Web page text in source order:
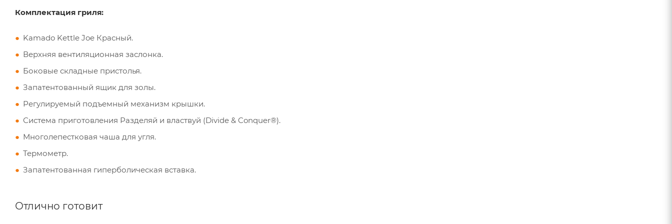
Комплектация гриля:
Kamado Kettle Joe Красный.
Верхняя вентиляционная заслонка.
Боковые складные пристолья.
Запатентованный ящик для золы.
Регулируемый подъемный механизм крышки.
Система приготовления Разделяй и властвуй (Divide & Conquer®).
Многолепестковая чаша для угля.
Термометр.
Запатентованная гиперболическая вставка.
Отлично готовит